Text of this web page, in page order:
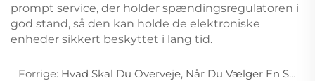
prompt service, der holder spændingsregulatoren i
god stand, så den kan holde de elektroniske
enheder sikkert beskyttet i lang tid.
Forrige: Hvad Skal Du Overveje, Når Du Vælger En Spændingsregulator Til Medicinsk Udstyr?